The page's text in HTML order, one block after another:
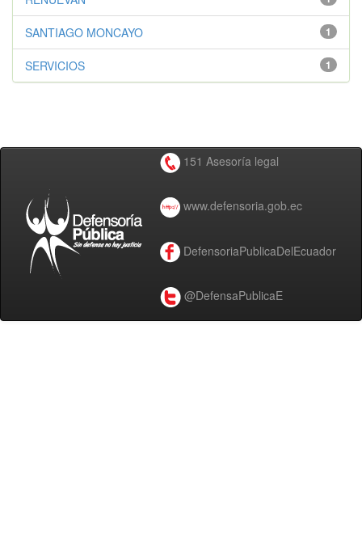
1
SANTIAGO MONCAYO
1
SERVICIOS
151 Asesoría legal
www.defensoria.gob.ec
DefensoriaPublicaDelEcuador
@DefensaPublicaE